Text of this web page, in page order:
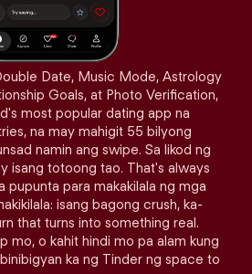
Date, Music Mode, Astrology
Goals, at Photo Verification,
most popular dating app na
na may mahigit 55 bilyong
namin ang swipe. Sa likod ng
isang totoong tao. That's always
pupunta para makakilala ng mga
isang bagong crush, ka-
that turns into something real.
mo, o kahit hindi mo pa alam kung
ka ng Tinder ng space to